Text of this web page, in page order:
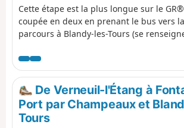
Cette étape est la plus longue sur le
coupée en deux en prenant le bus vers
parcours à Blandy-les-Tours (se
patrimoine historique. En effet, il y a
traversée de Melun qui a un patrimoine
aussi le passage au plus près du Château
Vicomte et du Château de Blandy.
est campagnard mais quelques parties
être de la sortie.
De Verneuil-l'Étang à
Port par Champeaux et
Tours